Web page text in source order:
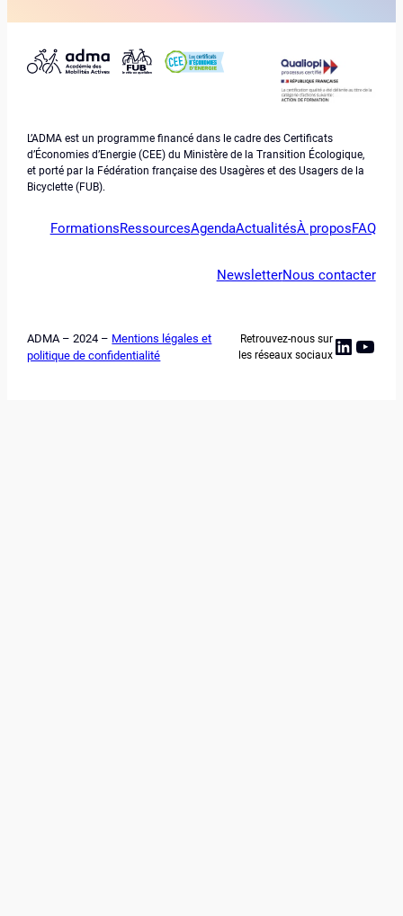
L’ADMA est un programme financé dans le cadre des Certificats
d’Économies d’Energie (CEE) du Ministère de la Transition Écologique,
et porté par la Fédération française des Usagères et des Usagers de la
Bicyclette (FUB).
FormationsRessourcesAgendaActualitésÀ proposFAQ
NewsletterNous contacter
ADMA – 2024 – Mentions légales et
politique de confidentialité
Retrouvez-nous sur
les réseaux sociaux